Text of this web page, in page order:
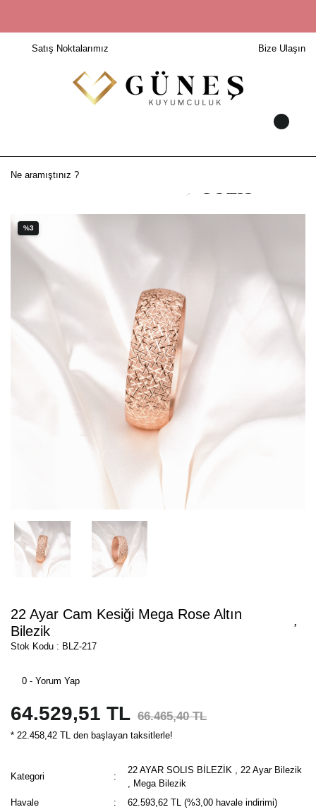
Satış Noktalarımız Bize Ulaşın
%3
22 Ayar Cam Kesiği Mega Rose Altın
Bilezik
Stok Kodu : BLZ-217
0 - Yorum Yap
64.529,51 TL 66.465,40 TL
* 22.458,42 TL den başlayan taksitlerle!
Kategori
22 AYAR SOLIS BİLEZİK
22 Ayar Bilezik
Mega Bilezik
Havale
62.593,62 TL (%3,00 havale indirimi)